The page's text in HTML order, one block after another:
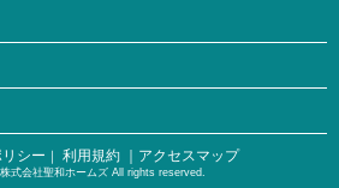
シー ｜ 利用規約 ｜アクセスマップ
式会社聖和ホームズ All rights reserved.